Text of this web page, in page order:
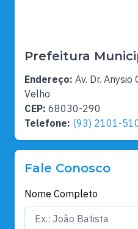
Prefeitura
Endereço: Av. Dr.
Velho
CEP: 68030-290
Telefone: (93) 2101-
Fale Conosco
Nome Completo